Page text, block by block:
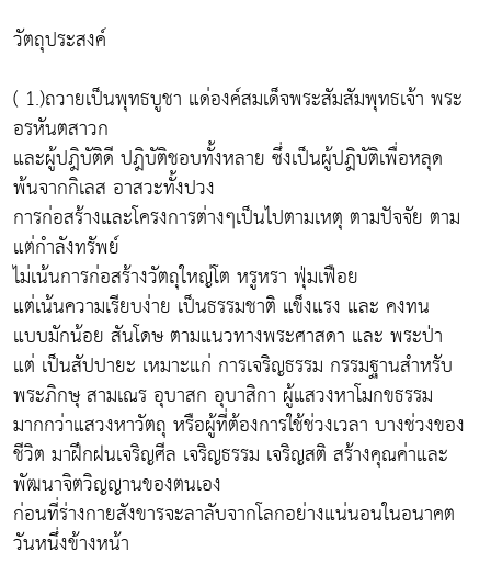
วัตถุประสงค์
( 1.)ถวายเป็นพุทธบูชา แด่องค์สมเด็จพระสัมสัมพุทธเจ้า พระ
อรหันตสาวก
และผู้ปฎิบัติดี ปฎิบัติชอบทั้งหลาย ซึ่งเป็นผู้ปฎิบัติเพื่อหลุด
พ้นจากกิเลส อาสวะทั้งปวง
การก่อสร้างและโครงการต่างๆเป็นไปตามเหตุ ตามปัจจัย ตาม
แต่กำลังทรัพย์
ไม่เน้นการก่อสร้างวัตถุใหญ่โต หรูหรา ฟุ่มเฟือย
แต่เน้นความเรียบง่าย เป็นธรรมชาติ แข็งแรง และ คงทน
แบบมักน้อย สันโดษ ตามแนวทางพระศาสดา และ พระป่า
แต่ เป็นสัปปายะ เหมาะแก่ การเจริญธรรม กรรมฐานสำหรับ
พระภิกษุ สามเณร อุบาสก อุบาสิกา ผู้แสวงหาโมกขธรรม
มากกว่าแสวงหาวัตถุ หรือผู้ที่ต้องการใช้ช่วงเวลา บางช่วงของ
ชีวิต มาฝึกฝนเจริญศีล เจริญธรรม เจริญสติ สร้างคุณค่าและ
พัฒนาจิตวิญญานของตนเอง
ก่อนที่ร่างกายสังขารจะลาลับจากโลกอย่างแน่นอนในอนาคต
วันหนึ่งข้างหน้า